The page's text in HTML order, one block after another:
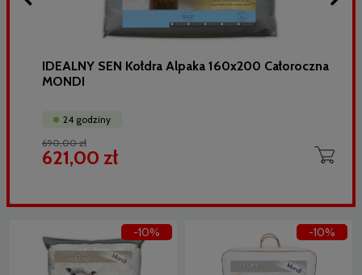
IDEALNY SEN Kołdra Alpaka 160x200 Całoroczna
MONDI
24 godziny
690,00 zł
621,00 zł
-10% -10%